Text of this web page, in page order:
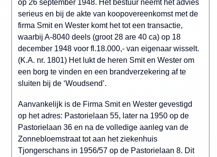
op 26 september 1948. Het bestuur neemt het advies
serieus en bij de akte van koopovereenkomst met de
firma Smit en Wester komt het tot een transactie,
waarbij A-8040 deels (groot 28 are 40 ca) op 18
december 1948 voor fl.18.000,- van eigenaar wisselt.
(K.A. nr. 1801) Het lukt de heren Smit en Wester om
een borg te vinden en een brandverzekering af te
sluiten bij de ‘Woudsend’.
Aanvankelijk is de Firma Smit en Wester gevestigd
op het adres: Pastorielaan 55, later na 1950 op de
Pastorielaan 36 en na de volledige aanleg van de
Zonnebloemstraat tot aan het ziekenhuis
Tjongerschans in 1956/57 op de Pastorielaan 8. Dit